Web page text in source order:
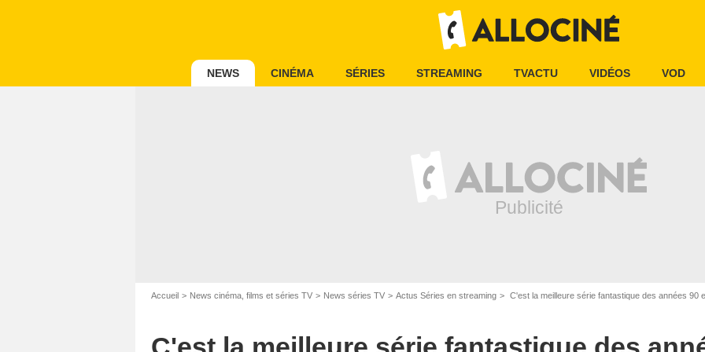
NEWS CINÉMA SÉRIES STREAMING TVACTU VIDÉOS VOD
Accueil News cinéma, films et séries TV News séries TV Actus Séries en streaming C'est la meilleure série fantastique des années 90 et le